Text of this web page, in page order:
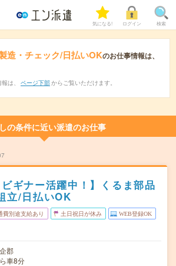
気になる! ログイン 検索
造・チェック/日払いOKのお仕事情報は、
は、 ページ下部 からご覧いただけます。
の条件に近い派遣のお仕事
ビギナー活躍中！】くるま部品
立/日払いOK
費別途支給あり 土日祝日が休み WEB登録OK
郡
車8分